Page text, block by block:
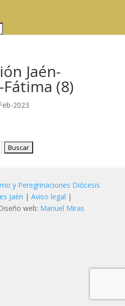
Jaén-
(8)
2023
y Peregrinaciones Diócesis
Jaén | Aviso legal |
web: Manuel Miras